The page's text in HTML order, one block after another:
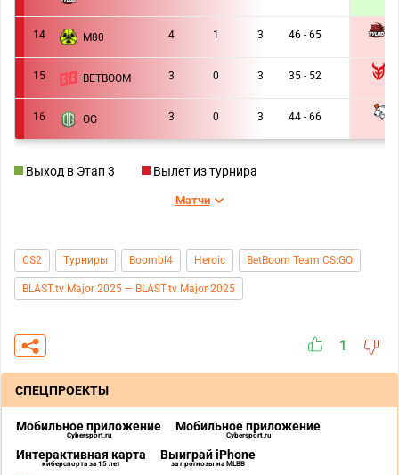
14 M80 4 1 3 46 - 65
15 BETBOOM 3 0 3 35 - 52
16 OG 3 0 3 44 - 66
Выход в Этап 3 Вылет из турнира
Матчи
CS2 Турниры Boombl4 Heroic BetBoom Team CS:GO
BLAST.tv Major 2025 — BLAST.tv Major 2025
1
СПЕЦПРОЕКТЫ
Мобильное приложение
Cybersport.ru
Мобильное приложение
Cybersport.ru
Интерактивная карта
киберспорта за 15 лет
Выиграй iPhone
за прогнозы на MLBB